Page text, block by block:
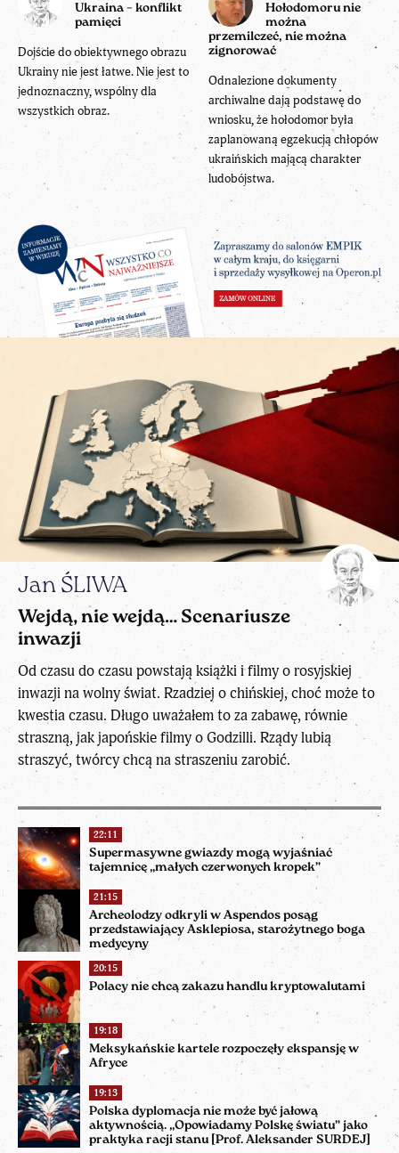
Ukraina – konflikt
pamięci
Dojście do obiektywnego obrazu
Ukrainy nie jest łatwe. Nie jest to
jednoznaczny, wspólny dla
wszystkich obraz.
Hołodomoru nie
można
przemilczeć, nie można
zignorować
Odnalezione dokumenty
archiwalne dają podstawę do
wniosku, że hołodomor była
zaplanowaną egzekucją chłopów
ukraińskich mającą charakter
ludobójstwa.
22:11
Supermasywne gwiazdy mogą wyjaśniać
tajemnicę „małych czerwonych kropek”
21:15
Archeolodzy odkryli w Aspendos posąg
przedstawiający Asklepiosa, starożytnego boga
medycyny
20:15
Polacy nie chcą zakazu handlu kryptowalutami
19:18
Meksykańskie kartele rozpoczęły ekspansję w
Afryce
19:13
Polska dyplomacja nie może być jałową
aktywnością. „Opowiadamy Polskę światu” jako
praktyka racji stanu [Prof. Aleksander SURDEJ]
Jan ŚLIWA
Wejdą, nie wejdą… Scenariusze
inwazji
Od czasu do czasu powstają książki i filmy o rosyjskiej
inwazji na wolny świat. Rzadziej o chińskiej, choć może to
kwestia czasu. Długo uważałem to za zabawę, równie
straszną, jak japońskie filmy o Godzilli. Rządy lubią
straszyć, twórcy chcą na straszeniu zarobić.